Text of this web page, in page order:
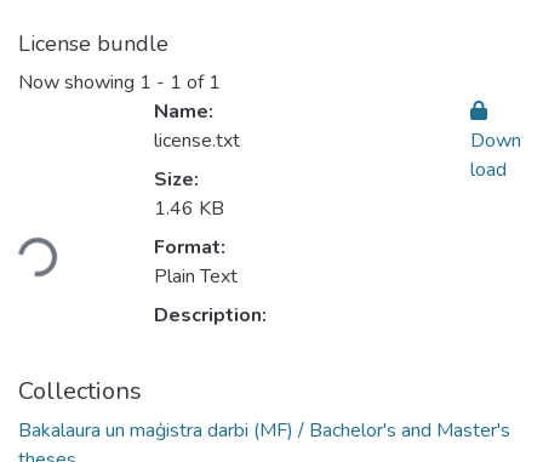
License bundle
Now showing 1 - 1 of 1
Loading...
Name:
license.txt
Size:
1.46 KB
Format:
Plain Text
Description:
Down
load
Collections
Bakalaura un maģistra darbi (MF) / Bachelor's and Master's